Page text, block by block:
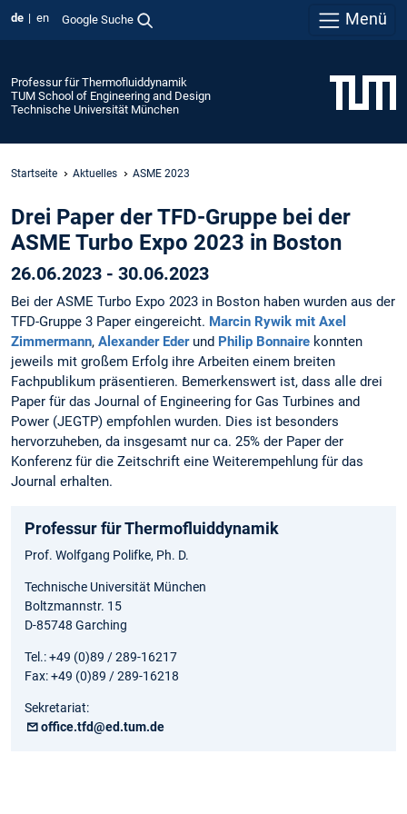
de en Google Suche Menü
Professur für Thermofluiddynamik
TUM School of Engineering and Design
Technische Universität München
Startseite Aktuelles ASME 2023
Drei Paper der TFD-Gruppe bei der
ASME Turbo Expo 2023 in Boston
26.06.2023 - 30.06.2023
Bei der ASME Turbo Expo 2023 in Boston haben wurden aus der
TFD-Gruppe 3 Paper eingereicht. Marcin Rywik mit Axel
Zimmermann, Alexander Ederund Philip Bonnaire konnten
jeweils mit großem Erfolg ihre Arbeiten einem breiten
Fachpublikum präsentieren. Bemerkenswert ist, dass alle drei
Paper für das Journal of Engineering for Gas Turbines and
Power (JEGTP) empfohlen wurden. Dies ist besonders
hervorzuheben, da insgesamt nur ca. 25% der Paper der
Konferenz für die Zeitschrift eine Weiterempehlung für das
Journal erhalten.
Professur für Thermofluiddynamik
Prof. Wolfgang Polifke, Ph. D.
Technische Universität München
Boltzmannstr. 15
D-85748 Garching
Tel.: +49 (0)89 / 289-16217
Fax: +49 (0)89 / 289-16218
Sekretariat:
office.tfd@ed.tum.de